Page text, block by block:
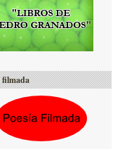
filmada